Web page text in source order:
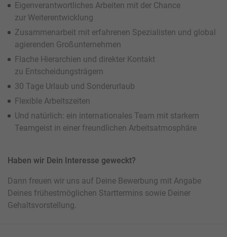
Eigenverantwortliches Arbeiten mit der Chance
zur Weiterentwicklung
Zusammenarbeit mit erfahrenen Spezialisten und global
agierenden Großunternehmen
Flache Hierarchien und direkter Kontakt
zu Entscheidungsträgern
30 Tage Urlaub und Sonderurlaub
Flexible Arbeitszeiten
Und natürlich: ein internationales Team mit starkem
Teamgeist in einer freundlichen Arbeitsatmosphäre
Haben wir Dein Interesse geweckt?
Dann freuen wir uns auf Deine Bewerbung mit Angabe
Deines frühestmöglichen Starttermins sowie Deiner
Gehaltsvorstellung.